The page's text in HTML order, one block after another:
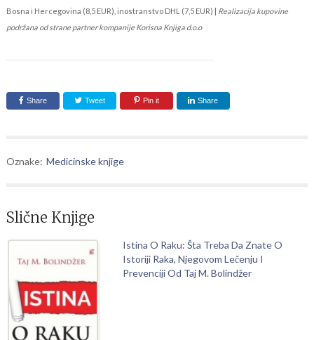
Bosna i Hercegovina (8,5 EUR), inostranstvo DHL (7,5 EUR) | Realizacija kupovine
podržana od strane partner kompanije Korisna Knjiga d.o.o
Share Tweet Pin it Share
Oznake: Medicinske knjige
Slične Knjige
Istina O Raku: Šta Treba Da Znate O
Istoriji Raka, Njegovom Lečenju I
Prevenciji Od Taj M. Bolindžer